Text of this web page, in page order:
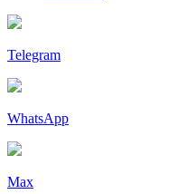
Telegram
WhatsApp
Max